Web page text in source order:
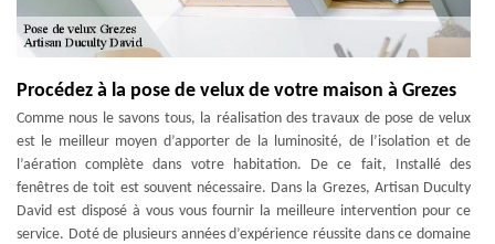
Procédez à la pose de velux de votre maison à Grezes
Comme nous le savons tous, la réalisation des travaux de pose de velux
est le meilleur moyen d’apporter de la luminosité, de l’isolation et de
l’aération complète dans votre habitation. De ce fait, Installé des
fenêtres de toit est souvent nécessaire. Dans la Grezes, Artisan Duculty
David est disposé à vous vous fournir la meilleure intervention pour ce
service. Doté de plusieurs années d’expérience réussite dans ce domaine